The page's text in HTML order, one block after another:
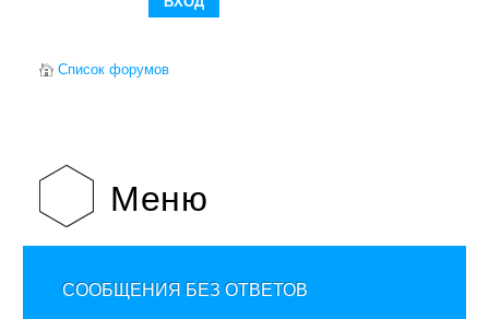
Список форумов
Меню
СООБЩЕНИЯ БЕЗ ОТВЕТОВ